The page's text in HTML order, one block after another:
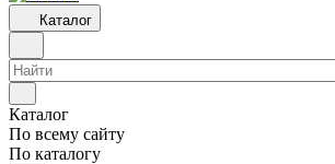
Каталог
Каталог
По всему сайту
По каталогу